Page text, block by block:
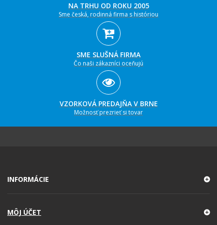
NA TRHU OD ROKU 2005
Sme česká, rodinná firma s históriou
SME SLUŠNÁ FIRMA
Čo naši zákazníci oceňujú
VZORKOVÁ PREDAJŇA V BRNE
Možnosť prezrieť si tovar
INFORMÁCIE
MÔJ ÚČET